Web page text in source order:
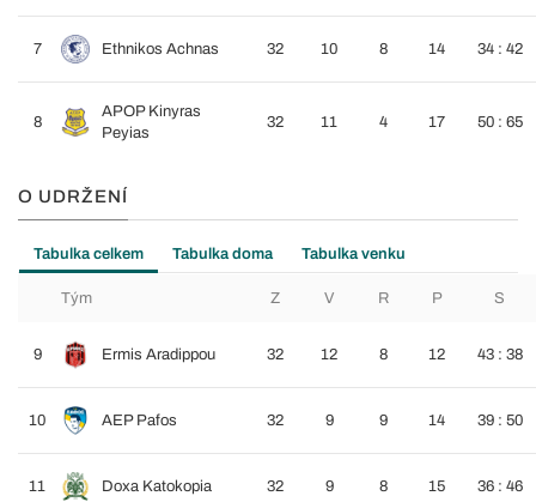
7 Ethnikos Achnas 32 10 8 14 34 : 42
8
APOP Kinyras
Peyias
32 11 4 17 50 : 65
O UDRŽENÍ
Tabulka celkem Tabulka doma Tabulka venku
Tým Z V R P S
9 Ermis Aradippou 32 12 8 12 43 : 38
10 AEP Pafos 32 9 9 14 39 : 50
11 Doxa Katokopia 32 9 8 15 36 : 46